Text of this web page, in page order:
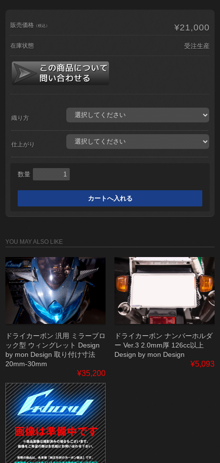
販売価格 （税込） ¥21,000
在庫状態 受注生産
織り方
仕上がり
数量
YOU MAY ALSO LIKE
ドライカーボン 汎用 ミラーブロ
ック型 ウィングレット Design
by mon Design 取り付け寸法
20mm-30mm
¥35,200
ドライカーボン ナンバーホルダ
ー Ver.3 2.0mm厚 126cc以上
Design by mon Design
¥5,093